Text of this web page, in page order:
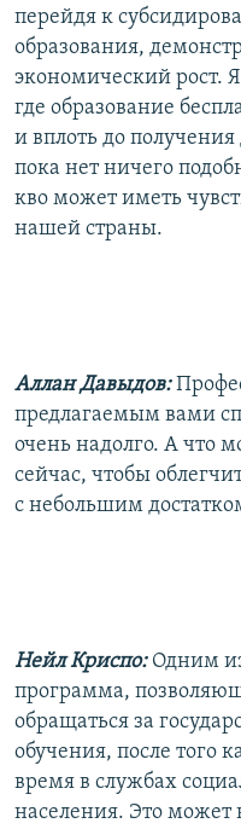
перейдя к
образования,
экономический рост.
где образование
и вплоть до
пока нет ничего
кво может иметь
нашей страны.
Аллан Давыдов:
предлагаемым вами
очень надолго. А что
сейчас, чтобы
с небольшим
Нейл Криспо: Одним
программа,
обращаться за
обучения, после того
время в службах
населения. Это может